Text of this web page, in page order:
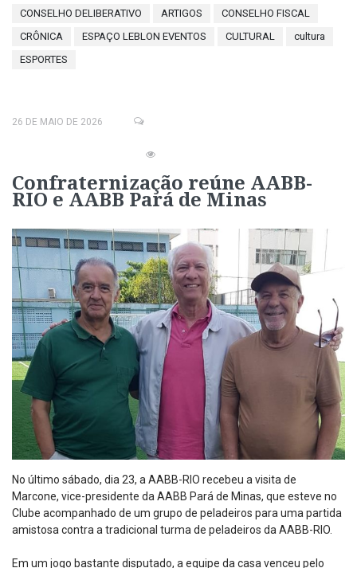
CONSELHO DELIBERATIVO ARTIGOS
CONSELHO FISCAL
CRÔNICA
ESPAÇO LEBLON EVENTOS CULTURAL
cultura
ESPORTES
26 DE MAIO DE 2026
Confraternização reúne AABB-
RIO e AABB Pará de Minas
No último sábado, dia 23, a AABB-RIO recebeu a visita de
Marcone, vice-presidente da AABB Pará de Minas, que esteve no
Clube acompanhado de um grupo de peladeiros para uma partida
amistosa contra a tradicional turma de peladeiros da AABB-RIO.
Em um jogo bastante disputado, a equipe da casa venceu pelo